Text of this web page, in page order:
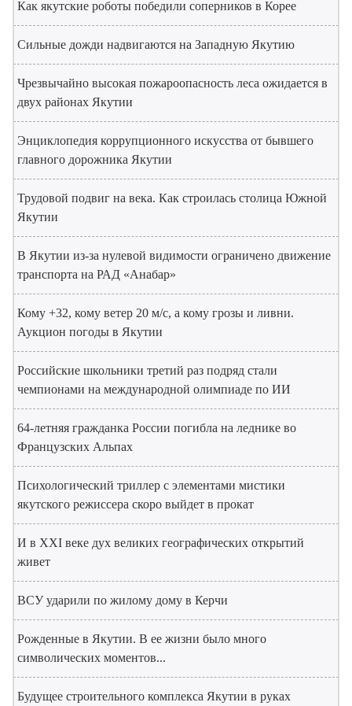
Как якутские роботы победили соперников в Корее
Сильные дожди надвигаются на Западную Якутию
Чрезвычайно высокая пожароопасность леса ожидается в
двух районах Якутии
Энциклопедия коррупционного искусства от бывшего
главного дорожника Якутии
Трудовой подвиг на века. Как строилась столица Южной
Якутии
В Якутии из-за нулевой видимости ограничено движение
транспорта на РАД «Анабар»
Кому +32, кому ветер 20 м/с, а кому грозы и ливни.
Аукцион погоды в Якутии
Российские школьники третий раз подряд стали
чемпионами на международной олимпиаде по ИИ
64-летняя гражданка России погибла на леднике во
Французских Альпах
Психологический триллер с элементами мистики
якутского режиссера скоро выйдет в прокат
И в XXI веке дух великих географических открытий
живет
ВСУ ударили по жилому дому в Керчи
Рожденные в Якутии. В ее жизни было много
символических моментов...
Будущее строительного комплекса Якутии в руках